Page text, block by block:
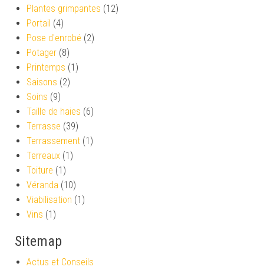
Plantes grimpantes (12)
Portail (4)
Pose d'enrobé (2)
Potager (8)
Printemps (1)
Saisons (2)
Soins (9)
Taille de haies (6)
Terrasse (39)
Terrassement (1)
Terreaux (1)
Toiture (1)
Véranda (10)
Viabilisation (1)
Vins (1)
Sitemap
Actus et Conseils